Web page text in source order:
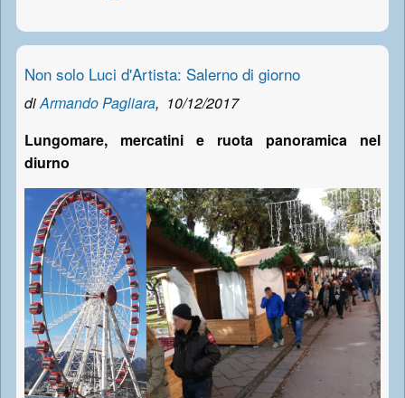
Non solo Luci d'Artista: Salerno di giorno
diArmando Pagliara, 10/12/2017
Lungomare, mercatini e ruota panoramica nel
diurno